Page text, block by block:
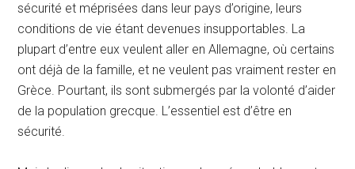
sécurité et méprisées dans leur pays d’origine, leurs
conditions de vie étant devenues insupportables. La
plupart d’entre eux veulent aller en Allemagne, où certains
ont déjà de la famille, et ne veulent pas vraiment rester en
Grèce. Pourtant, ils sont submergés par la volonté d’aider
de la population grecque. L’essentiel est d’être en
sécurité.